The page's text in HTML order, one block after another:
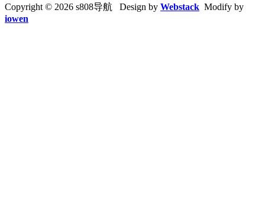
Copyright © 2026 s808导航 Design by Webstack Modify by
iowen